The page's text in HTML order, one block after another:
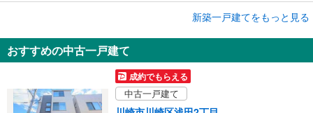
横浜市鶴見区寛政町
4,690万円
4LDK
土地面積 84.12m
鶴見線 「武蔵白石」駅 徒歩6分
新築一戸建てをもっと見る
おすすめの中古一戸建て
成約でもらえる
中古一戸建て